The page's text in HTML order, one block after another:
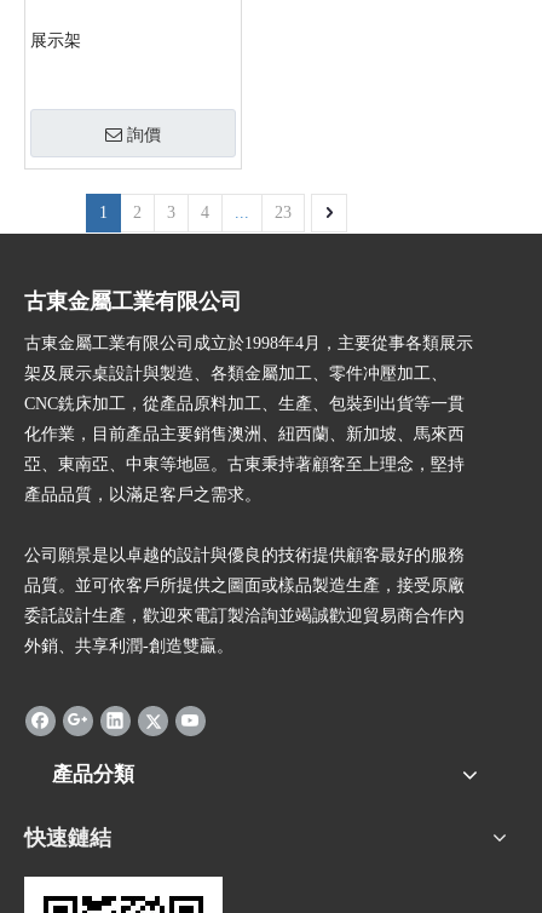
展示架
詢價
1 2 3 4 23
古東金屬工業有限公司
古東金屬工業有限公司成立於1998年4月，主要從事各類展示
架及展示桌設計與製造、各類金屬加工、零件冲壓加工、
CNC銑床加工，從產品原料加工、生產、包裝到出貨等一貫
化作業，目前產品主要銷售澳洲、紐西蘭、新加坡、馬來西
亞、東南亞、中東等地區。古東秉持著顧客至上理念，堅持
產品品質，以滿足客戶之需求。
公司願景是以卓越的設計與優良的技術提供顧客最好的服務
品質。並可依客戶所提供之圖面或樣品製造生產，接受原廠
委託設計生產，歡迎來電訂製洽詢並竭誠歡迎貿易商合作內
外銷、共享利潤-創造雙贏。
產品分類
快速鏈結